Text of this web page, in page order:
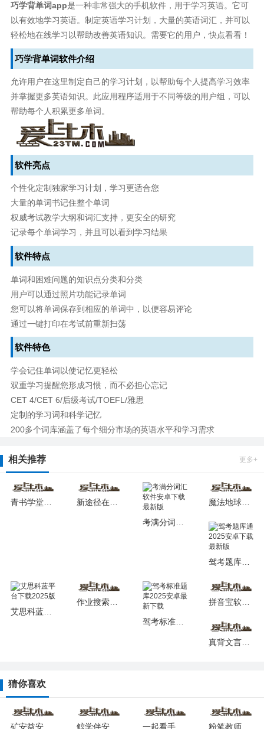
巧学背单词app是一种非常强大的手机软件，用于学习英语。它可
以有效地学习英语。制定英语学习计划，大量的英语词汇，并可以
轻松地在线学习以帮助改善英语知识。需要它的用户，快点看看！
巧学背单词软件介绍
允许用户在这里制定自己的学习计划，以帮助每个人提高学习效率
并掌握更多英语知识。此应用程序适用于不同等级的用户组，可以
帮助每个人积累更多单词。
软件亮点
个性化定制独家学习计划，学习更适合您
大量的单词书记住整个单词
权威考试教学大纲和词汇支持，更安全的研究
记录每个单词学习，并且可以看到学习结果
软件特点
单词和困难问题的知识点分类和分类
用户可以通过照片功能记录单词
您可以将单词保存到相应的单词中，以便容易评论
通过一键打印在考试前重新扫荡
软件特色
学会记住单词以使记忆更轻松
双重学习提醒您形成习惯，而不必担心忘记
CET 4/CET 6/后级考试/TOEFL/雅思
定制的学习词和科学记忆
200多个词库涵盖了每个细分市场的英语水平和学习需求
相关推荐 更多+
青书学堂手机安卓版下载安装 新途径在线软件2025最新安卓版 魔法地球仪软件下载安卓版
驾考题库通2025安卓下载最新版
艾思科蓝平台下载2025版
作业搜索答案app2025版下载
驾考标准题库2025安卓最新下载
拼音宝软件最新2025安卓版
真背文言文实词2025最新版本安卓版
猜你喜欢
矿安益安卓下载2025版 鲸学伴安卓app下载安装 一起看手机版 粉笔教师app下载安装2025版本